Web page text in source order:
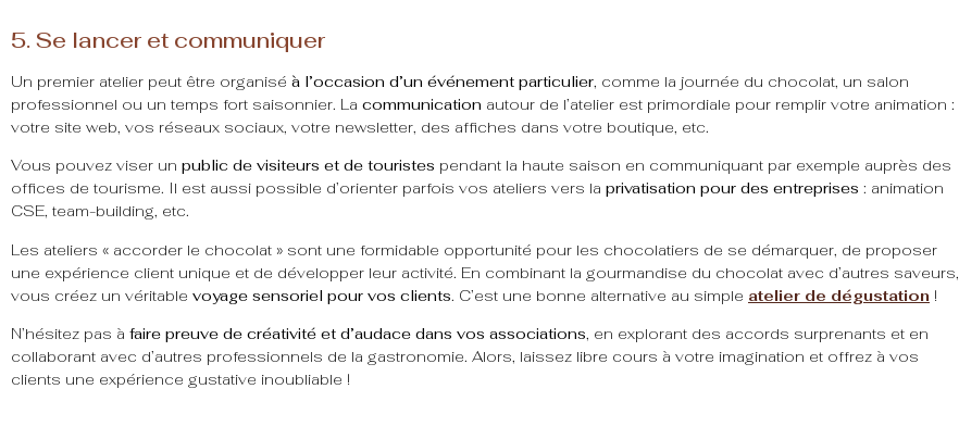
5. Se lancer et communiquer
Un premier atelier peut être organisé à l’occasion d’un événement particulier, comme la journée du chocolat, un salon
professionnel ou un temps fort saisonnier. La communication autour de l’atelier est primordiale pour remplir votre animation :
votre site web, vos réseaux sociaux, votre newsletter, des affiches dans votre boutique, etc.
Vous pouvez viser un public de visiteurs et de touristes pendant la haute saison en communiquant par exemple auprès des
offices de tourisme. Il est aussi possible d’orienter parfois vos ateliers vers la privatisation pour des entreprises : animation
CSE, team-building, etc.
Les ateliers « accorder le chocolat » sont une formidable opportunité pour les chocolatiers de se démarquer, de proposer
une expérience client unique et de développer leur activité. En combinant la gourmandise du chocolat avec d’autres saveurs,
vous créez un véritable voyage sensoriel pour vos clients. C’est une bonne alternative au simple atelier de dégustation !
N’hésitez pas à faire preuve de créativité et d’audace dans vos associations, en explorant des accords surprenants et en
collaborant avec d’autres professionnels de la gastronomie. Alors, laissez libre cours à votre imagination et offrez à vos
clients une expérience gustative inoubliable !